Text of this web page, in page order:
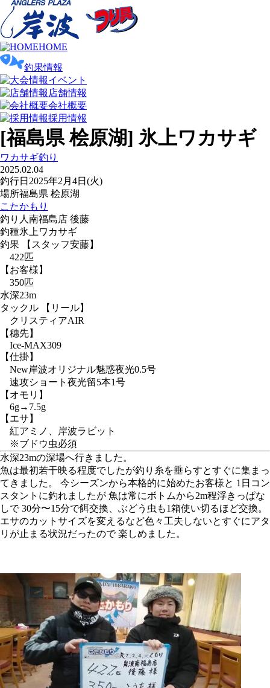
HOME
釣果情報
イベント
店舗情報
会社概要
採用情報
[福島県 桧原湖] 氷上ワカサギ
ワカサギ釣り
2025.02.04
釣行日 2025年2月4日(火)
場所福島県 桧原湖
こたかもり
釣り人 南福島店 後藤
釣種氷上ワカサギ
釣果 【スタッフ安藤】
422匹
【お客様】
350匹
水深23m
タックル 【リール】
クリスティアAIR
【穗先】
Ice-MAX309
【仕掛】
New岸波オリジナル魅惑夜光0.5号
速攻ショート夜光留5本1号
【オモリ】
6g→7.5g
【エサ】
紅アミノ、岸波ラビット
※ブドウ虫必須
水深23mの深場へ行きました。
魚は最初若干映る程度でしたが釣り糸を垂らすとすぐに集まっ
てきました。 今シーズンから本格的に始めたお客様と 1日コン
スタントに釣れましたが 魚は常にボトムから2m程浮きっぱな
しで 30分〜15分で餌交換、ぶどう虫も1箱使い切るほど交換。
エサのカットサイズを変えるなど色々工夫しないとすぐにアタ
リが止まる状況だったので 楽しめました。